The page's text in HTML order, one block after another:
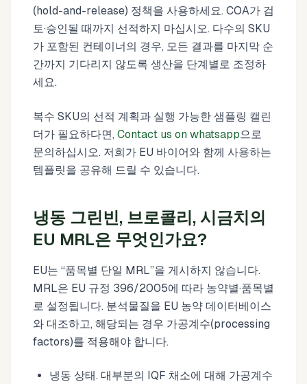
(hold-and-release) 정책을 사용하세요. COA가 검
토·승인될 때까지 선적하지 마십시오. 다수의 SKU
가 포함된 컨테이너의 경우, 모든 결과를 마지막 순
간까지 기다리지 않도록 생산을 단계별로 조정하
세요.
복수 SKU의 선적 계획과 실행 가능한 샘플링 캘린
더가 필요하다면, Contact us on whatsapp으로
문의하십시오. 저희가 EU 바이어와 함께 사용하는
템플릿을 공유해 드릴 수 있습니다.
냉동 그린빈, 브로콜리, 시금치의
EU MRL은 무엇인가요?
EU는 “품목별 단일 MRL”을 게시하지 않습니다.
MRL은 EU 규정 396/2005에 따라 농약별·품목별
로 설정됩니다. 분석물질을 EU 농약 데이터베이스
와 대조하고, 해당되는 경우 가공계수(processing
factors)를 적용해야 합니다.
냉동 상태. 대부분의 IQF 채소에 대해 가공계수